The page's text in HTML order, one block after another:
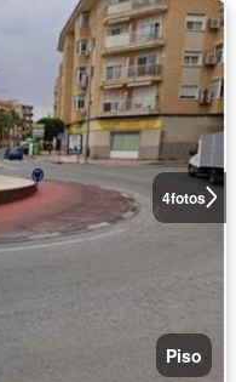
4fotos
Piso